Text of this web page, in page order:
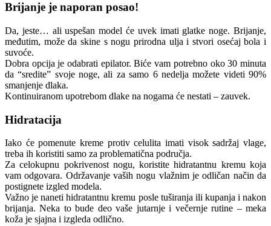
Brijanje je naporan posao!
Da, jeste… ali uspešan model će uvek imati glatke noge. Brijanje,
međutim, može da skine s nogu prirodna ulja i stvori osećaj bola i
suvoće.
Dobra opcija je odabrati epilator. Biće vam potrebno oko 30 minuta
da “sredite” svoje noge, ali za samo 6 nedelja možete videti 90%
smanjenje dlaka.
Kontinuiranom upotrebom dlake na nogama će nestati – zauvek.
Hidratacija
Iako će pomenute kreme protiv celulita imati visok sadržaj vlage,
treba ih koristiti samo za problematična područja.
Za celokupnu pokrivenost nogu, koristite hidratantnu kremu koja
vam odgovara. Održavanje vaših nogu vlažnim je odličan način da
postignete izgled modela.
Važno je naneti hidratantnu kremu posle tuširanja ili kupanja i nakon
brijanja. Neka to bude deo vaše jutarnje i večernje rutine – meka
koža je sjajna i izgleda odlično.